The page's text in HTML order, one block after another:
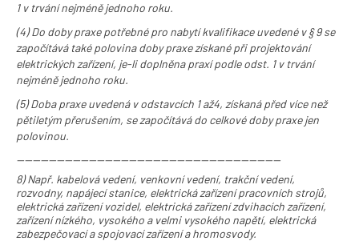
1v trvání nejméně jednoho roku.
(4) Do doby praxe potřebné pro nabytí kvalifikace uvedené v§ 9se
započítává také polovina doby praxe získané při projektování
elektrických zařízení, je-li doplněna praxí podleodst. 1v trvání
nejméně jednoho roku.
(5) Doba praxe uvedená vodstavcích 1až4, získaná před více než
pětiletým přerušením, se započítává do celkové doby praxe jen
polovinou.
------------------------------------------------------------------
8) Např. kabelová vedení, venkovní vedení, trakční vedení,
rozvodny, napájecí stanice, elektrická zařízení pracovních strojů,
elektrická zařízení vozidel, elektrická zařízení zdvihacích zařízení,
zařízení nízkého, vysokého a velmi vysokého napětí, elektrická
zabezpečovací a spojovací zařízení a hromosvody.